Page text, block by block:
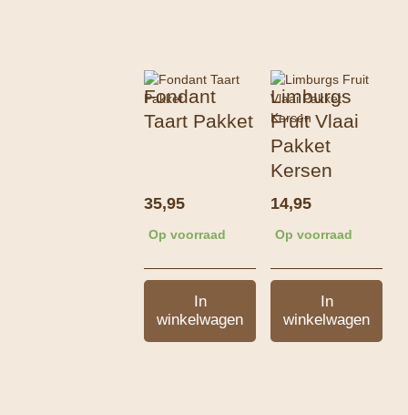
Fondant
Taart Pakket
35,95
Op voorraad
In
winkelwagen
Limburgs
Fruit Vlaai
Pakket
Kersen
14,95
Op voorraad
In
winkelwagen